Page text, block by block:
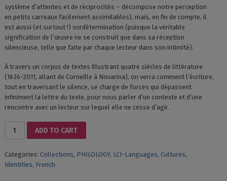
système d’attentes et de réciprocités – décompose notre perception
en petits carreaux facilement assimilables), mais, en fin de compte, il
est aussi (et surtout !) surdétermination (puisque la véritable
signification de l’œuvre ne se construit que dans sa réception
silencieuse, telle que faite par chaque lecteur dans son intimité).
À travers un corpus de textes illustrant quatre siècles de littérature
(1636-2011, allant de Corneille à Novarina), on verra comment l’écriture,
tout en traversant le silence, se charge de forces qui dépassent
infiniment la lettre du texte, pour nous parler d’un contexte et d’une
rencontre avec un lecteur sur lequel elle ne cesse d’agir.
TROP-
DIT
ADD TO CART
Categories: Collections, PHILOLOGY, LCI-Languages, Cultures,
Identities, French